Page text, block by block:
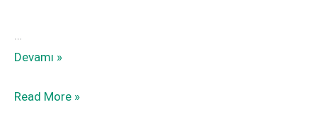
Kalp
Beynin
Devamı »
Kalp
Read More »